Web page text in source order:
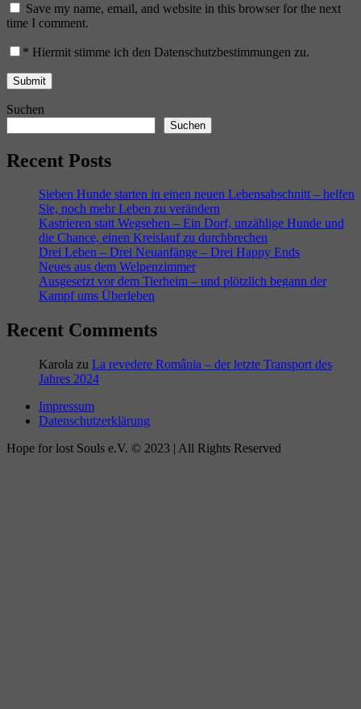
Save my name, email, and website in this browser for the next
time I comment.
* Hiermit stimme ich den Datenschutzbestimmungen zu.
Suchen
Suchen
Recent Posts
Sieben Hunde starten in einen neuen Lebensabschnitt – helfen
Sie, noch mehr Leben zu verändern
Kastrieren statt Wegsehen – Ein Dorf, unzählige Hunde und
die Chance, einen Kreislauf zu durchbrechen
Drei Leben – Drei Neuanfänge – Drei Happy Ends
Neues aus dem Welpenzimmer
Ausgesetzt vor dem Tierheim – und plötzlich begann der
Kampf ums Überleben
Recent Comments
Karola zu La revedere România – der letzte Transport des
Jahres 2024
Impressum
Datenschutzerklärung
Hope for lost Souls e.V. © 2023 | All Rights Reserved